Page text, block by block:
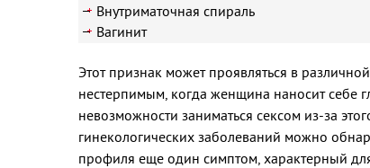
Внутриматочная спираль
Вагинит
Этот признак может проявляться в
нестерпимым, когда женщина наносит себе
невозможности заниматься сексом из-за
гинекологических заболеваний можно
профиля еще один симптом, характерный